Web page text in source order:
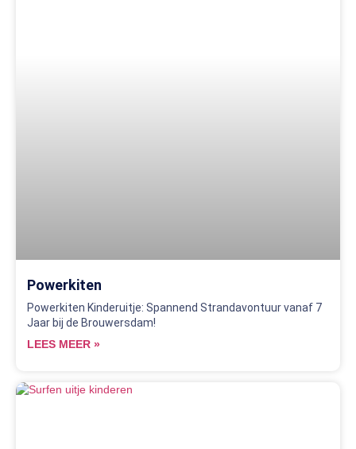
Powerkiten
Powerkiten Kinderuitje: Spannend Strandavontuur vanaf 7
Jaar bij de Brouwersdam!
LEES MEER »